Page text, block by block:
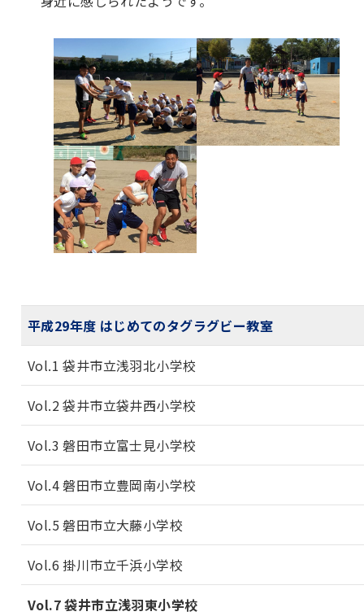
平成29年度 はじめてのタグラグビー教室
Vol.1 袋井市立浅羽北小学校
Vol.2 袋井市立袋井西小学校
Vol.3 磐田市立富士見小学校
Vol.4 磐田市立豊岡南小学校
Vol.5 磐田市立大藤小学校
Vol.6 掛川市立千浜小学校
Vol.7 袋井市立浅羽東小学校